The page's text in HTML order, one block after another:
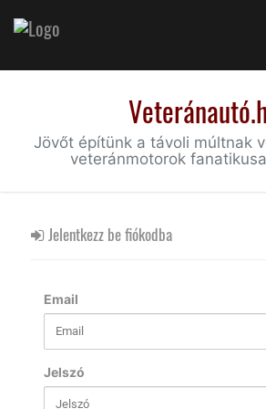
Jövőt építünk a távoli múltnak
veteránmotorok
Jelentkezz be fiókodba
Email
Jelszó